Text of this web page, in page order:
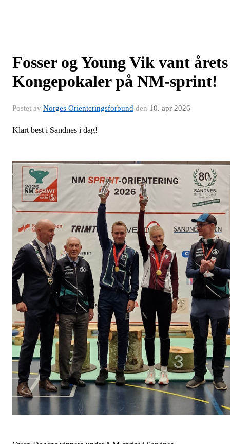
Fosser og Young Vik vant årets
Kongepokaler på NM-sprint!
Postet av Norges Orienteringsforbund den 10. apr 2026
Klart best i Sandnes i dag!